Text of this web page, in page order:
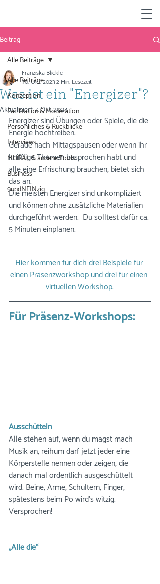
Beitrag
Alle Beiträge
Konzeption
Facilitation & Moderation
Persönliches & Rückblicke
Interviews
MURAL & andere Tools
Business
9undNEINzig
Alle Beiträge
Was ist ein "Energizer"?
Franziska Blickle
30. Okt. 20232 Min. Lesezeit
Aktualisiert:7. Okt. 2024
Energizer sind Übungen oder Spiele, die die
Energie hochtreiben.
Gerade nach Mittagspausen oder wenn ihr
knifflige Themen besprochen habt und
alle eine Erfrischung brauchen, bietet sich
das an.
Die meisten Energizer sind unkompliziert
und können ohne zusätzliche Materialien
durchgeführt werden.  Du solltest dafür ca.
5 Minuten einplanen.
Hier kommen für dich drei Beispiele für
einen Präsenzworkshop und drei für einen
virtuellen Workshop.
Für Präsenz-Workshops:
Ausschütteln
Alle stehen auf, wenn du magst mach
Musik an, reihum darf jetzt jeder eine
Körperstelle nennen oder zeigen, die
danach mal ordentlich ausgeschüttelt
wird. Beine, Arme, Schultern, Finger,
spätestens beim Po wird’s witzig.
Versprochen!
„Alle die“